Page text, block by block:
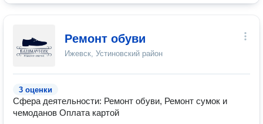
Ремонт обуви
Ижевск, Устиновский район
3 оценки
Сфера деятельности: Ремонт обуви, Ремонт сумок и
чемоданов Оплата картой